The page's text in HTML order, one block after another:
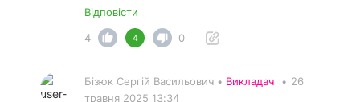
Відповісти
4
4 0
Бізюк Сергій Васильович • Викладач • 26
травня 2025 13:34